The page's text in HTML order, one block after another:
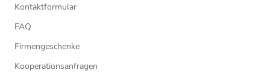
Kontaktformular
FAQ
Firmengeschenke
Kooperationsanfragen